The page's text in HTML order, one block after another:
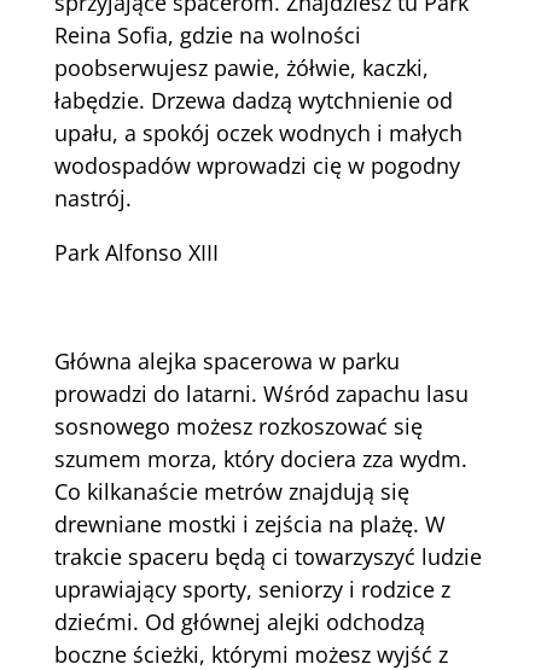
Reina Sofia, gdzie na wolności
poobserwujesz pawie, żółwie, kaczki,
łabędzie. Drzewa dadzą wytchnienie od
upału, a spokój oczek wodnych i małych
wodospadów wprowadzi cię w pogodny
nastrój.
Park Alfonso XIII
Główna alejka spacerowa w parku
prowadzi do latarni. Wśród zapachu lasu
sosnowego możesz rozkoszować się
szumem morza, który dociera zza wydm.
Co kilkanaście metrów znajdują się
drewniane mostki i zejścia na plażę. W
trakcie spaceru będą ci towarzyszyć ludzie
uprawiający sporty, seniorzy i rodzice z
dziećmi. Od głównej alejki odchodzą
boczne ścieżki, którymi możesz wyjść z